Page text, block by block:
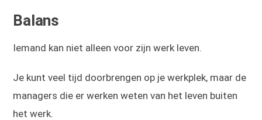
Balans
Iemand kan niet alleen voor zijn werk leven.
Je kunt veel tijd doorbrengen op je werkplek, maar de
managers die er werken weten van het leven buiten
het werk.